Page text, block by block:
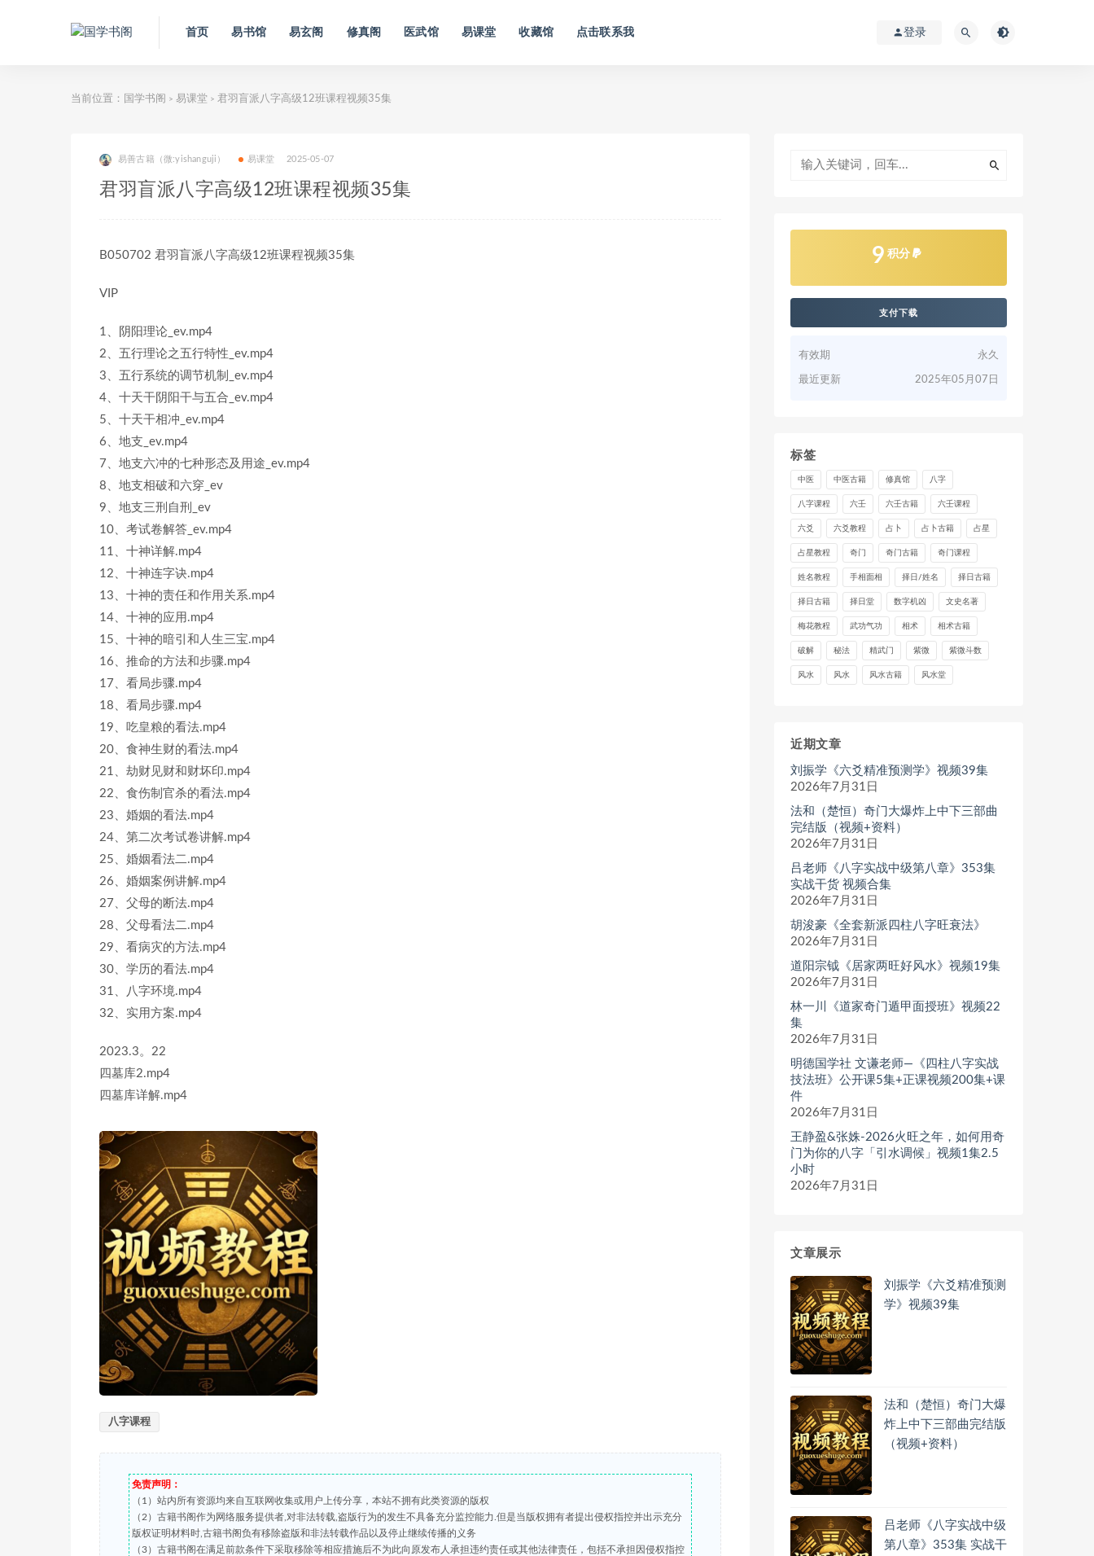
首页 易书馆 易玄阁 修真阁 医武馆 易课堂 收藏馆 点击联系我 登录
当前位置： 国学书阁 > 易课堂 > 君羽盲派八字高级12班课程视频35集
易善古籍（微:yishanguji） 易课堂 2025-05-07
君羽盲派八字高级12班课程视频35集
B050702 君羽盲派八字高级12班课程视频35集
VIP
1、阴阳理论_ev.mp4
2、五行理论之五行特性_ev.mp4
3、五行系统的调节机制_ev.mp4
4、十天干阴阳干与五合_ev.mp4
5、十天干相冲_ev.mp4
6、地支_ev.mp4
7、地支六冲的七种形态及用途_ev.mp4
8、地支相破和六穿_ev
9、地支三刑自刑_ev
10、考试卷解答_ev.mp4
11、十神详解.mp4
12、十神连字诀.mp4
13、十神的责任和作用关系.mp4
14、十神的应用.mp4
15、十神的暗引和人生三宝.mp4
16、推命的方法和步骤.mp4
17、看局步骤.mp4
18、看局步骤.mp4
19、吃皇粮的看法.mp4
20、食神生财的看法.mp4
21、劫财见财和财坏印.mp4
22、食伤制官杀的看法.mp4
23、婚姻的看法.mp4
24、第二次考试卷讲解.mp4
25、婚姻看法二.mp4
26、婚姻案例讲解.mp4
27、父母的断法.mp4
28、父母看法二.mp4
29、看病灾的方法.mp4
30、学历的看法.mp4
31、八字环境.mp4
32、实用方案.mp4
2023.3。22
四墓库2.mp4
四墓库详解.mp4
八字课程
免责声明：
（1）站内所有资源均来自互联网收集或用户上传分享，本站不拥有此类资源的版权
（2）古籍书阁作为网络服务提供者,对非法转载,盗版行为的发生不具备充分监控能力.但是当版权拥有者提出侵权指控并出示充分
版权证明材料时,古籍书阁负有移除盗版和非法转载作品以及停止继续传播的义务
（3）古籍书阁在满足前款条件下采取移除等相应措施后不为此向原发布人承担违约责任或其他法律责任，包括不承担因侵权指控
9 积分
支付下载
有效期 永久
最近更新 2025年05月07日
标签
中医 中医古籍 修真馆 八字
八字课程 六壬 六壬古籍 六壬课程
六爻 六爻教程 占卜 占卜古籍 占星
占星教程 奇门 奇门古籍 奇门课程
姓名教程 手相面相 择日/姓名 择日古籍
择日古籍 择日堂 数字机凶 文史名著
梅花教程 武功气功 相术 相术古籍
破解 秘法 精武门 紫微 紫微斗数
风水 风水 风水古籍 风水堂
近期文章
刘振学《六爻精准预测学》视频39集
2026年7月31日
法和（楚恒）奇门大爆炸上中下三部曲
完结版（视频+资料）
2026年7月31日
吕老师《八字实战中级第八章》353集
实战干货 视频合集
2026年7月31日
胡浚豪《全套新派四柱八字旺衰法》
2026年7月31日
道阳宗钺《居家两旺好风水》视频19集
2026年7月31日
林一川《道家奇门遁甲面授班》视频22
集
2026年7月31日
明德国学社 文谦老师—《四柱八字实战
技法班》公开课5集+正课视频200集+课
件
2026年7月31日
王静盈&张姝-2026火旺之年，如何用奇
门为你的八字「引水调候」视频1集2.5
小时
2026年7月31日
文章展示
刘振学《六爻精准预测
学》视频39集
法和（楚恒）奇门大爆
炸上中下三部曲完结版
（视频+资料）
吕老师《八字实战中级
第八章》353集 实战干